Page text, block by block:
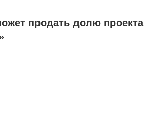
продать долю проекта